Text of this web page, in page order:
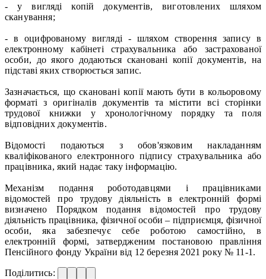
- у вигляді копій документів, виготовлених шляхом
сканування;
- в оцифрованому вигляді - шляхом створення запису в
електронному кабінеті страхувальника або застрахованої
особи, до якого додаються скановані копії документів, на
підставі яких створюється запис.
Зазначається, що скановані копії мають бути в кольоровому
форматі з оригіналів документів та містити всі сторінки
трудової книжки у хронологічному порядку та поля
відповідних документів.
Відомості подаються з обов'язковим накладанням
кваліфікованого електронного підпису страхувальника або
працівника, який надає таку інформацію.
Механізм подання роботодавцями і працівниками
відомостей про трудову діяльність в електронній формі
визначено Порядком подання відомостей про трудову
діяльність працівника, фізичної особи – підприємця, фізичної
особи, яка забезпечує себе роботою самостійно, в
електронній формі, затвердженим постановою правління
Пенсійного фонду України від 12 березня 2021 року № 11-1.
Поділитись: